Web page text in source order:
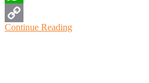
WhatsApp
Copy
Continue Reading